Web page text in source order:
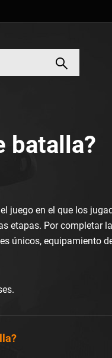
batalla?
juego en el que los
etapas. Por completar
únicos, equipamiento